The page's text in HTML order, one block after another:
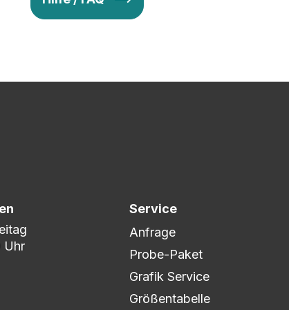
Lagerbestand sind wir in der Lage, flexibel auf
Ihr zu 100% zufrieden seid. Danach wird es zum Druck
Uhr
Service
Anfrage
Probe-Paket
Grafik Service
Größentabelle